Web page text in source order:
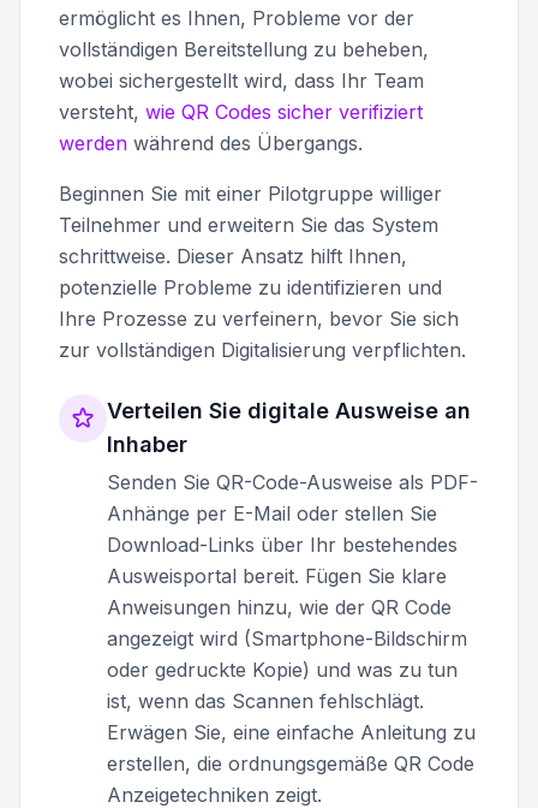
ermöglicht es Ihnen, Probleme vor der
vollständigen Bereitstellung zu beheben,
wobei sichergestellt wird, dass Ihr Team
versteht, wie QR Codes sicher verifiziert
werden während des Übergangs.
Beginnen Sie mit einer Pilotgruppe williger
Teilnehmer und erweitern Sie das System
schrittweise. Dieser Ansatz hilft Ihnen,
potenzielle Probleme zu identifizieren und
Ihre Prozesse zu verfeinern, bevor Sie sich
zur vollständigen Digitalisierung verpflichten.
Verteilen Sie digitale Ausweise an
Inhaber
Senden Sie QR-Code-Ausweise als PDF-
Anhänge per E-Mail oder stellen Sie
Download-Links über Ihr bestehendes
Ausweisportal bereit. Fügen Sie klare
Anweisungen hinzu, wie der QR Code
angezeigt wird (Smartphone-Bildschirm
oder gedruckte Kopie) und was zu tun
ist, wenn das Scannen fehlschlägt.
Erwägen Sie, eine einfache Anleitung zu
erstellen, die ordnungsgemäße QR Code
Anzeigetechniken zeigt.